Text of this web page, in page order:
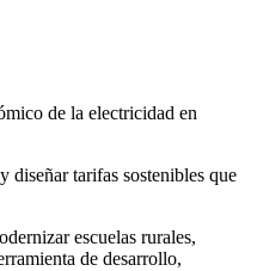
de la electricidad en
diseñar tarifas sostenibles que
escuelas rurales,
de desarrollo,